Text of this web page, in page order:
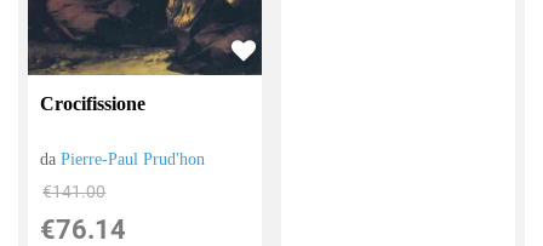
Crocifissione
daPierre-Paul Prud'hon
€141.00
€76.14